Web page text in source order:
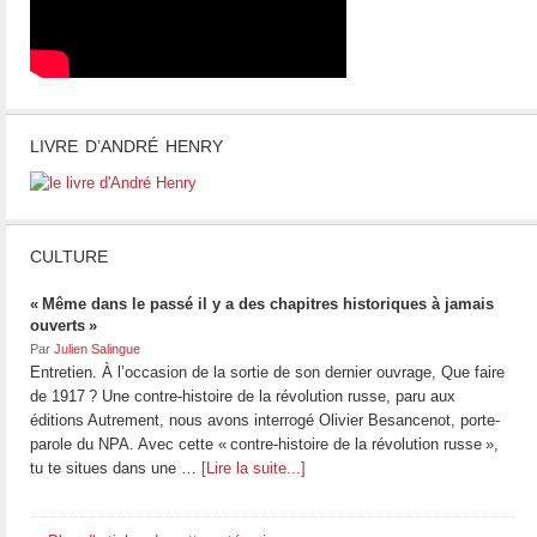
LIVRE D’ANDRÉ HENRY
CULTURE
« Même dans le passé il y a des chapitres historiques à jamais
ouverts »
Par Julien Salingue
Entretien. À l’occasion de la sortie de son dernier ouvrage, Que faire
de 1917 ? Une contre-histoire de la révolution russe, paru aux
éditions Autrement, nous avons interrogé Olivier Besancenot, porte-
parole du NPA. Avec cette « contre-histoire de la révolution russe »,
tu te situes dans une … [Lire la suite...]